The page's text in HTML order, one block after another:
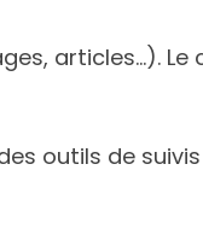
articles…). Le
outils de